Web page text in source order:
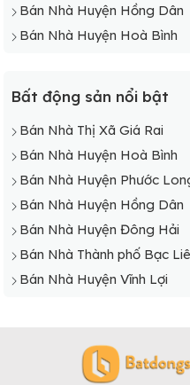
Bán Nhà Huyện Hồng Dân
Bán Nhà Huyện Hoà Bình
Bất động sản nổi bật
Bán Nhà Thị Xã Giá Rai
Bán Nhà Huyện Hoà Bình
Bán Nhà Huyện Phước
Bán Nhà Huyện Hồng Dân
Bán Nhà Huyện Đông Hải
Bán Nhà Thành phố Bạc
Bán Nhà Huyện Vĩnh Lợi